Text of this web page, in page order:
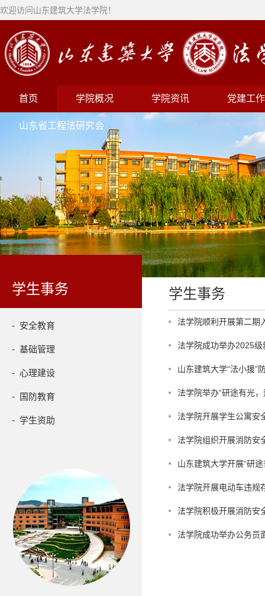
欢迎访问山东建筑大学法学院！
首页 学院概况 学院资讯 党建工作
山东省工程法研究会
学生事务
- 安全教育
- 基础管理
- 心理建设
- 国防教育
- 学生资助
学生事务
法学院顺利开展第二期
法学院成功举办2025
山东建筑大学“法小援”
法学院举办“研途有光
法学院开展学生公寓安
法学院组织开展消防安
山东建筑大学开展“研
法学院开展电动车违规
法学院积极开展消防安
法学院成功举办公务员